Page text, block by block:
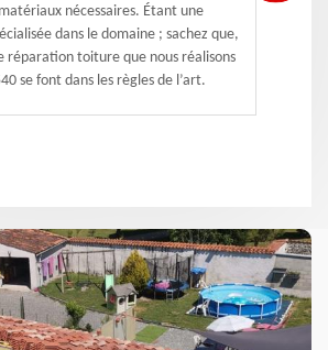
nécessaires. Étant une
dans le domaine ; sachez que,
réparation toiture que nous réalisons
se font dans les règles de l’art.